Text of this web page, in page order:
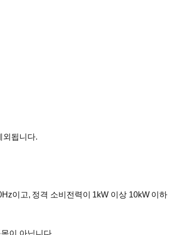
외됩니다.
이고, 정격 소비전력이 1kW 이상 10kW 이하
이 아닙니다.